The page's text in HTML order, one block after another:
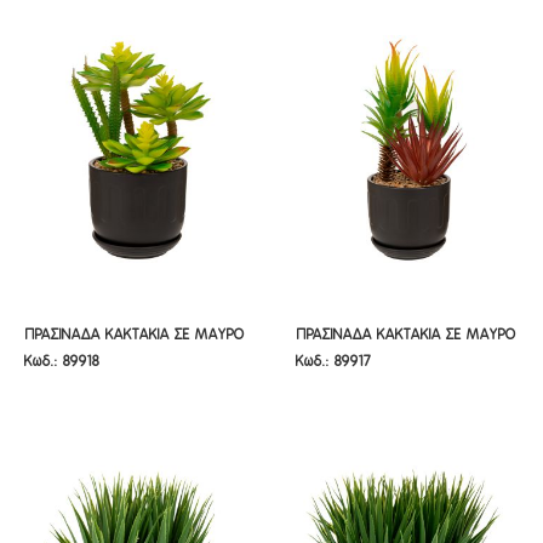
ΠΡΑΣΙΝΑΔΑ ΚΑΚΤΑΚΙΑ ΣΕ ΜΑΥΡΟ
ΚΑΣΠΩ ΚΕΡΑΜΙΚΟ 10Χ27ΕΚ
ΠΡΑΣΙΝΑΔΑ ΚΑΚΤΑΚΙΑ ΣΕ ΜΑΥΡΟ
ΚΑΣΠΩ ΚΕΡΑΜΙΚΟ 10Χ27ΕΚ
Κωδ.: 89918
ΠΡΑΣΙΝΑΔΑ ΚΑΚΤΑΚΙΑ ΣΕ ΜΑΥΡΟ
ΚΑΣΠΩ ΚΕΡΑΜΙΚΟ 10Χ26ΕΚ
ΠΡΑΣΙΝΑΔΑ ΚΑΚΤΑΚΙΑ ΣΕ ΜΑΥΡΟ
ΚΑΣΠΩ ΚΕΡΑΜΙΚΟ 10Χ26ΕΚ
Κωδ.: 89917